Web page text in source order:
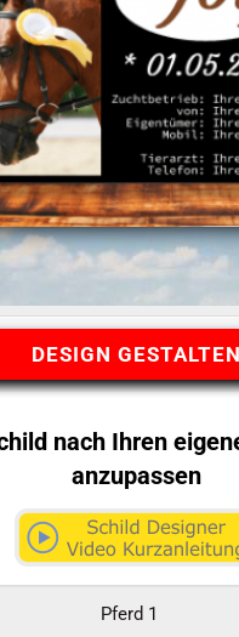
DESIGN GESTALTEN
nach Ihren
anzupassen
Pferd 1